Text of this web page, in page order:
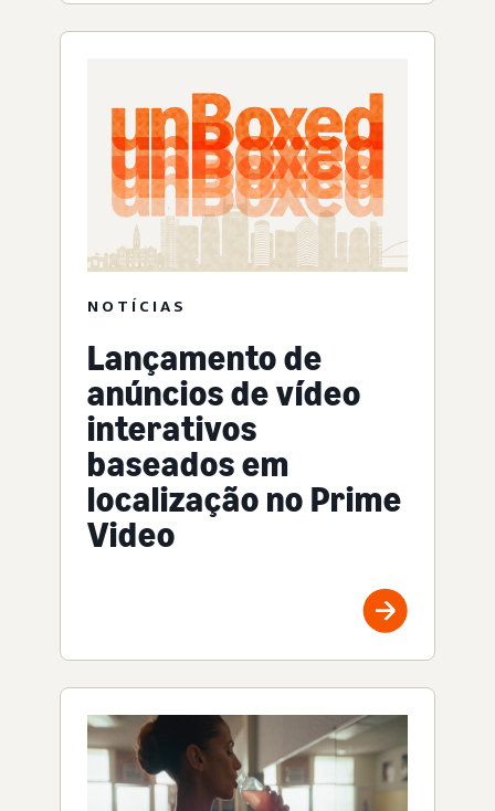
NOTÍCIAS
Lançamento de
anúncios de vídeo
interativos
baseados em
localização no Prime
Video